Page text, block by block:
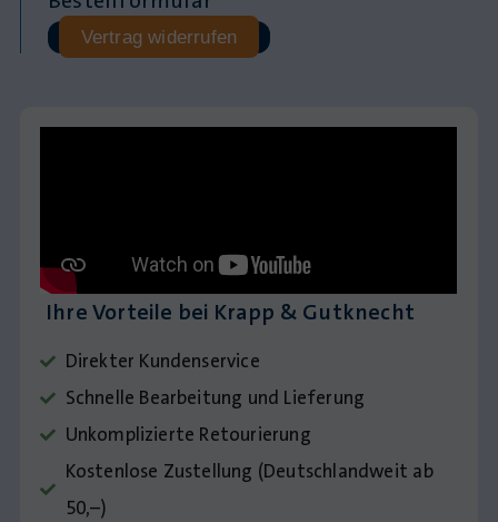
Vertrag widerrufen
Ihre Vorteile bei Krapp & Gutknecht
Direkter Kundenservice
Schnelle Bearbeitung und Lieferung
Unkomplizierte Retourierung
Kostenlose Zustellung (Deutschlandweit ab
50,–)